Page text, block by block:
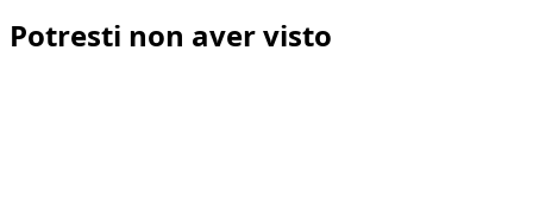
Potresti non aver visto